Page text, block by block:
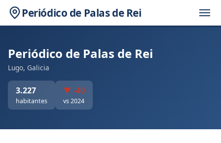
Periódico de Palas de Rei
Periódico de Palas de Rei
Lugo, Galicia
3.227
habitantes
▼ -40
vs 2024